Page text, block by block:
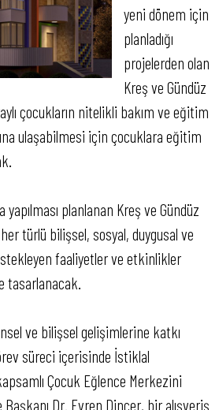
yeni dönem için
planladığı
projelerden olan
Kreş ve Gündüz
çocukların nitelikli bakım ve eğitim
ulaşabilmesi için çocuklara eğitim
planlanan Kreş ve Gündüz
türlü bilişsel, sosyal, duygusal ve
faaliyetler ve etkinlikler
tasarlanacak.
ve bilişsel gelişimlerine katkı
süreci içerisinde İstiklal
Çocuk Eğlence Merkezini
Dr. Evren Dinçer, bir alışveriş